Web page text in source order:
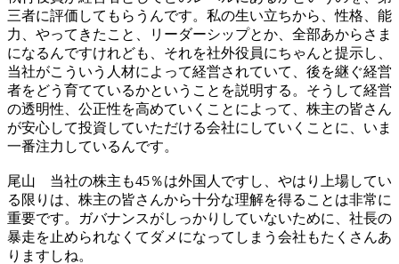
三者に評価してもらうんです。私の生い立ちから、性格、能
力、やってきたこと、リーダーシップとか、全部あからさま
になるんですけれども、それを社外役員にちゃんと提示し、
当社がこういう人材によって経営されていて、後を継ぐ経営
者をどう育てているかということを説明する。そうして経営
の透明性、公正性を高めていくことによって、株主の皆さん
が安心して投資していただける会社にしていくことに、いま
一番注力しているんです。
尾山 当社の株主も45％は外国人ですし、やはり上場してい
る限りは、株主の皆さんから十分な理解を得ることは非常に
重要です。ガバナンスがしっかりしていないために、社長の
暴走を止められなくてダメになってしまう会社もたくさんあ
りますしね。